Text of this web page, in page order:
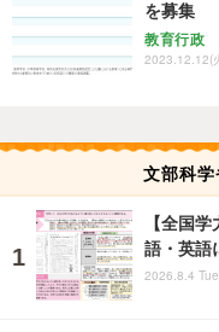
を募集
教育行政
2023.12.12(
文部科
【全国
語・英語
2026.8.4